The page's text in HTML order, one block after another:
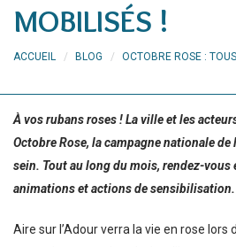
MOBILISÉS !
ACCUEIL BLOG OCTOBRE ROSE :
À vos rubans roses ! La ville et les
Octobre Rose, la campagne nationale
sein. Tout au long du mois, rendez-vous
animations et actions de sensibilisation.
Aire sur l’Adour verra la vie en rose